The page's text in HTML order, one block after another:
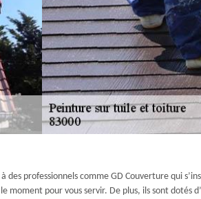
professionnels comme GD Couverture qui
moment pour vous servir. De plus, ils sont dotés